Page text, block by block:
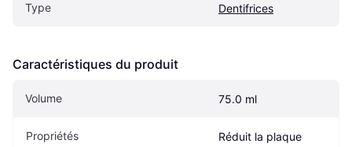
Type Dentifrices
Caractéristiques du produit
Volume 75.0 ml
Propriétés Réduit la plaque